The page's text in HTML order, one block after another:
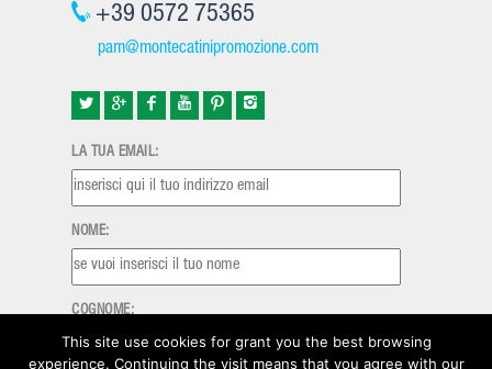
+39 0572 75365
pam@montecatinipromozione.com
LA TUA EMAIL:
NOME:
COGNOME:
This site use cookies for grant you the best browsing
experience. Continuing the visit means that you agree with our